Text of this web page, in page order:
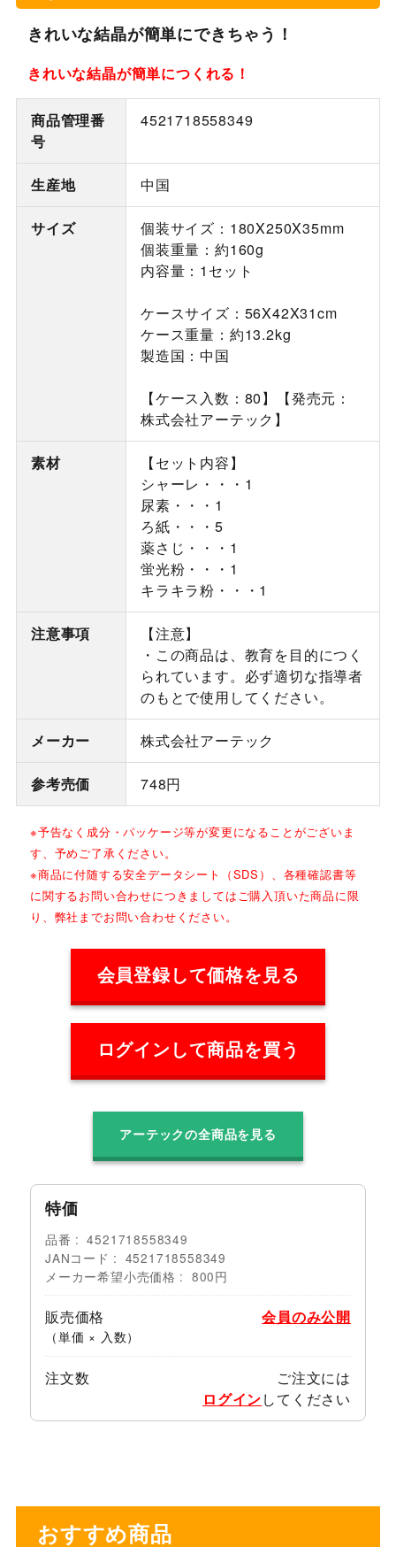
きれいな結晶が簡単にできちゃう！
きれいな結晶が簡単につくれる！
商品管理番
号
4521718558349
生産地 中国
サイズ
個装サイズ：180X250X35mm
個装重量：約160g
内容量：1セット
ケースサイズ：56X42X31cm
ケース重量：約13.2kg
製造国：中国
【ケース入数：80】【発売元：
株式会社アーテック】
素材
【セット内容】
シャーレ・・・1
尿素・・・1
ろ紙・・・5
薬さじ・・・1
蛍光粉・・・1
キラキラ粉・・・1
注意事項
【注意】
・この商品は、教育を目的につく
られています。必ず適切な指導者
のもとで使用してください。
メーカー 株式会社アーテック
参考売価 748円
※予告なく成分・パッケージ等が変更になることがございま
す、予めご了承ください。
※商品に付随する安全データシート（SDS）、各種確認書等
に関するお問い合わせにつきましてはご購入頂いた商品に限
り、弊社までお問い合わせください。
会員登録して価格を見る
ログインして商品を買う
アーテックの全商品を見る
特価
品番
4521718558349
JANコード
4521718558349
メーカー希望小売価格
800円
販売価格
（単価 × 入数）
会員のみ公開
注文数
ご注文には
ログインしてください
おすすめ商品